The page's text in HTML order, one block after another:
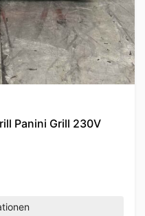
Panini Grill 230V